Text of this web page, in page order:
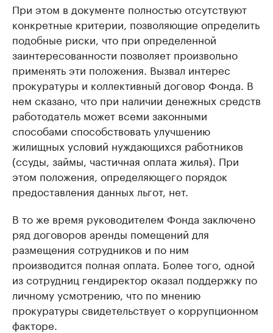
При этом в документе полностью отсутствуют
конкретные критерии, позволяющие определить
подобные риски, что при определенной
заинтересованности позволяет произвольно
применять эти положения. Вызвал интерес
прокуратуры и коллективный договор Фонда. В
нем сказано, что при наличии денежных средств
работодатель может всеми законными
способами способствовать улучшению
жилищных условий нуждающихся работников
(ссуды, займы, частичная оплата жилья). При
этом положения, определяющего порядок
предоставления данных льгот, нет.
В то же время руководителем Фонда заключено
ряд договоров аренды помещений для
размещения сотрудников и по ним
производится полная оплата. Более того, одной
из сотрудниц гендиректор оказал поддержку по
личному усмотрению, что по мнению
прокуратуры свидетельствует о коррупционном
факторе.